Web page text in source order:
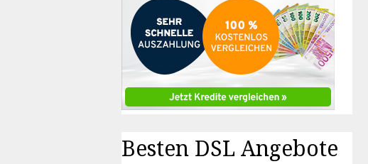
Besten DSL Angebote